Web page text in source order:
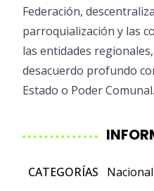
Federación,
parroquialización y las
las entidades
desacuerdo profundo
Estado o Poder Comunal.
CATEGORÍAS
Nacional